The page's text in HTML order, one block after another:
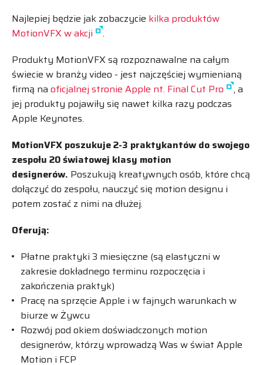
Najlepiej będzie jak zobaczycie kilka produktów
MotionVFX w akcji
.
Produkty MotionVFX są rozpoznawalne na całym
świecie w branży video - jest najczęściej wymienianą
firmą na oficjalnej stronie Apple nt. Final Cut Pro
, a
jej produkty pojawiły się nawet kilka razy podczas
Apple Keynotes.
MotionVFX poszukuje 2-3 praktykantów do swojego
zespołu 20 światowej klasy motion
designerów. Poszukują kreatywnych osób, które chcą
dołączyć do zespołu, nauczyć się motion designu i
potem zostać z nimi na dłużej.
Oferują:
Płatne praktyki 3 miesięczne (są elastyczni w
zakresie dokładnego terminu rozpoczęcia i
zakończenia praktyk)
Pracę na sprzęcie Apple i w fajnych warunkach w
biurze w Żywcu
Rozwój pod okiem doświadczonych motion
designerów, którzy wprowadzą Was w świat Apple
Motion i FCP